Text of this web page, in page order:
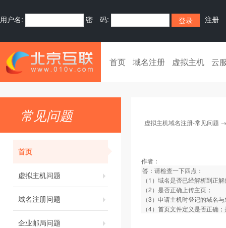
用户名: 密 码: 注册
首页 域名注册 虚拟主机 云
常见问题
首页
虚拟主机问题
域名注册问题
企业邮局问题
虚拟主机域名注册-常见问题
作者：
答：请检查一下四点：
（1）域名是否已经解析到正
（2）是否正确上传主页；
（3）申请主机时登记的域名
（4）首页文件定义是否正确